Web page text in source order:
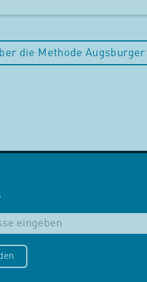
die Methode Augsburger